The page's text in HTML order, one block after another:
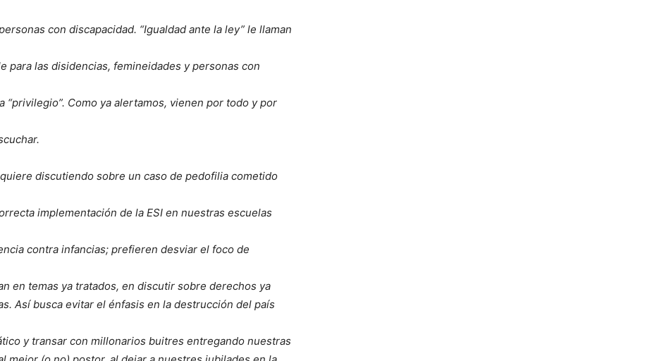
con discapacidad. “Igualdad ante la ley” le llaman
para las disidencias, femineidades y personas con
“privilegio”. Como ya alertamos, vienen por todo y por
discutiendo sobre un caso de pedofilia cometido
implementación de la ESI en nuestras escuelas
contra infancias; prefieren desviar el foco de
en temas ya tratados, en discutir sobre derechos ya
Así busca evitar el énfasis en la destrucción del país
y transar con millonarios buitres entregando nuestras